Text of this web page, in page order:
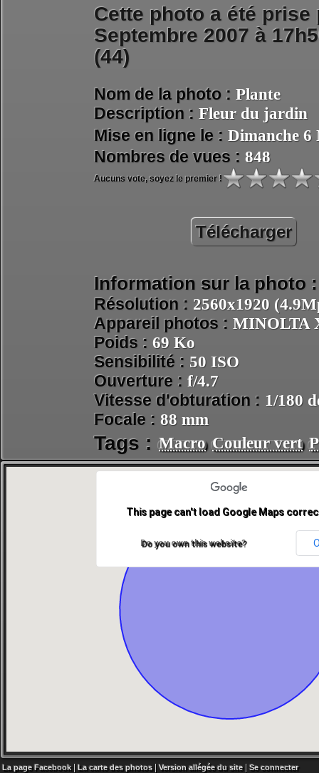
Cette photo a été
Septembre 2007 à
(44)
Nom de la photo : Plante
Description : Fleur du jardin
Mise en ligne le : Dimanche 6
Nombres de vues : 848
Aucuns vote, soyez le premier !
Télécharger
Information sur la photo :
Résolution : 2560x1920
Appareil photos : MINOLTA
Poids : 69 Ko
Sensibilité : 50 ISO
Ouverture : f/4.7
Vitesse d'obturation : 1/180
Focale : 88 mm
Tags : Macro Couleur vert
This page can't load Google Maps
Do you own this website?
La page Facebook| La carte des photos |Version allégée du site| Se connecter